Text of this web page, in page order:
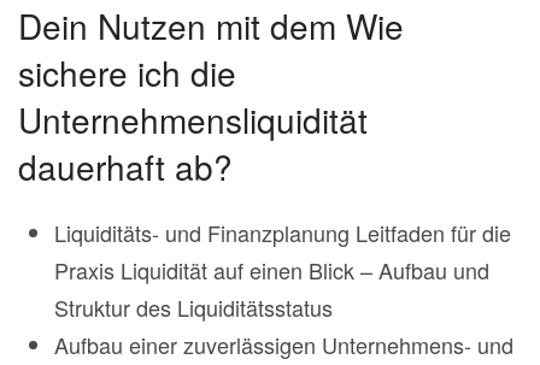
Dein Nutzen mit dem Wie
sichere ich die
Unternehmensliquidität
dauerhaft ab?
Liquiditäts- und Finanzplanung Leitfaden für die
Praxis Liquidität auf einen Blick – Aufbau und
Struktur des Liquiditätsstatus
Aufbau einer zuverlässigen Unternehmens- und